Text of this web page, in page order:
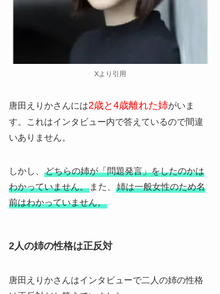
Xより引用
唐田えりかさんには2歳と4歳離れた姉がいま
す。これはインタビュー内で答えているので間違
いありません。
しかし、 どちらの姉が「問題発言」をしたのかは
わかっていません。また、 姉は一般女性のため名
前はわかっていません。
2人の姉の性格は正反対
唐田えりかさんはインタビューで二人の姉の性格